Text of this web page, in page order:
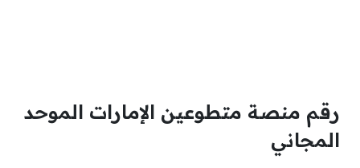
رقم منصة متطوعين الإمارات الموحد
المجاني